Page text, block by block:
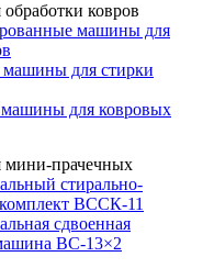
ковров
машины для
для стирки
для ковровых
мини-прачечных
стирально-
ВССК-11
сдвоенная
ВС-13×2